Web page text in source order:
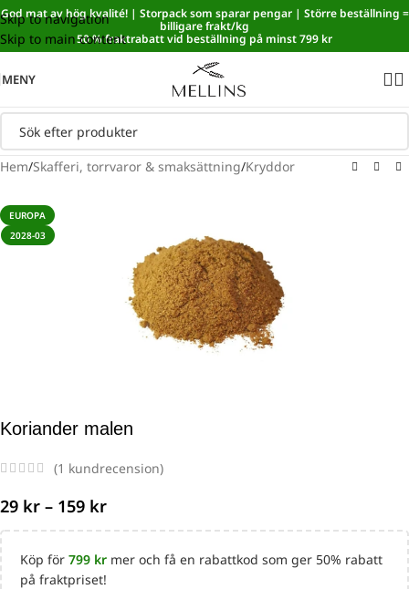
Skip to navigation
Skip to main content
Sänkt matmoms! I kassan dras automatiskt 5,35 % av från alla
varor.
God mat av hög kvalité! | Storpack som sparar pengar | Större beställning =
billigare frakt/kg
50 % fraktrabatt vid beställning på minst 799 kr
MENY
Hem/Skafferi, torrvaror & smaksättning/Kryddor
EUROPA
2028-03
Koriander malen
(1 kundrecension)
29 kr – 159 kr
Köp för 799 kr mer och få en rabattkod som ger 50% rabatt
på fraktpriset!